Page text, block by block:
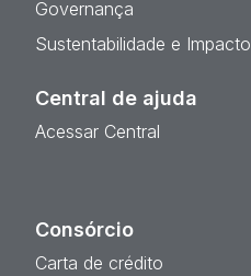
Governança
Sustentabilidade e Impacto
Central de ajuda
Acessar Central
Consórcio
Carta de crédito